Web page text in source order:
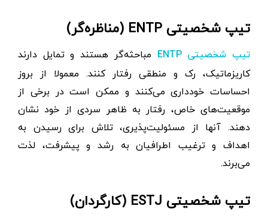
تیپ شخصیتی ENTP (مناظره‌گر)
تیپ شخصیتی ENTP
مباحثه‌گر هستند و تمایل دارند
کاریزماتیک، رک و منطقی رفتار کنند. معمولا از بروز
احساسات خودداری می‌کنند و ممکن است در برخی از
موقعیت‌های خاص، رفتار به ظاهر سردی از خود نشان
دهند. آنها از مسئولیت‌پذیری، تلاش برای رسیدن به
اهداف و ترغیب اطرافیان به رشد و پیشرفت، لذت
می‌برند.
تیپ شخصیتی ESTJ (کارگردان)